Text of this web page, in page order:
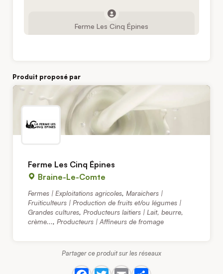
Ferme Les Cinq Épines
Produit proposé par
Ferme Les Cinq Épines
Braine-Le-Comte
Fermes | Exploitations agricoles, Maraichers |
Fruiticulteurs | Production de fruits et/ou légumes |
Grandes cultures, Producteurs laitiers | Lait, beurre,
crème..., Producteurs | Affineurs de fromage
Partager ce produit sur les réseaux